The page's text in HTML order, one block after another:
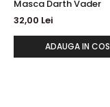
Masca Darth Vader
32,00 Lei
ADAUGA IN COS